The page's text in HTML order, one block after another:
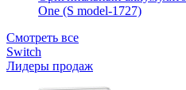
One (S model-1727)
Смотреть все
Switch
Лидеры продаж